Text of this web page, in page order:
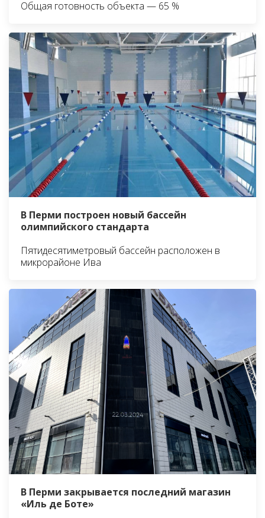
Общая готовность объекта — 65 %
В Перми построен новый бассейн
олимпийского стандарта
Пятидесятиметровый бассейн расположен в
микрорайоне Ива
В Перми закрывается последний магазин
«Иль де Боте»